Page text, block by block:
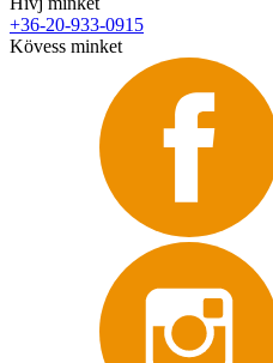
+36-20-933-0915
Kövess minket